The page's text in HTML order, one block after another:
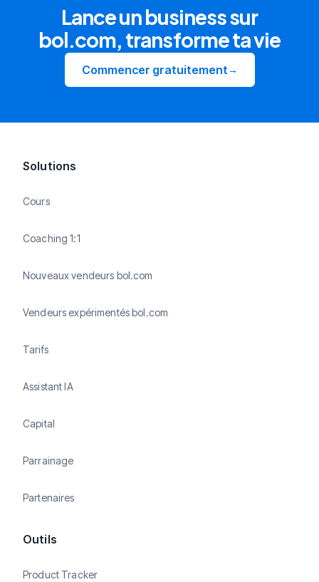
Lance un business sur
bol.com, transforme ta vie
Commencer gratuitement→
Solutions
Cours
Coaching 1:1
Nouveaux vendeurs bol.com
Vendeurs expérimentés bol.com
Tarifs
Assistant IA
Capital
Parrainage
Partenaires
Outils
Product Tracker